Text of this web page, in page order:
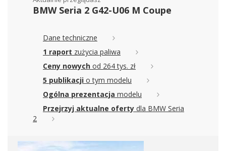
BMW Seria 2 G42-U06 M Coupe
Dane techniczne
1 raport zużycia paliwa
Ceny nowych od 264 tys. zł
5 publikacji o tym modelu
Ogólna prezentacja modelu
Przejrzyj aktualne oferty dla BMW Seria
2